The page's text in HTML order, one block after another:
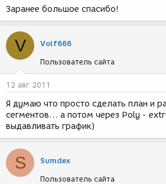
Заранее большое спасибо!
V Volf666
Пользователь сайта
12 авг 2011
Я думаю что просто сделать план и
сегментов... а потом через Poly -
выдавливать график)
S Sumdex
Пользователь сайта